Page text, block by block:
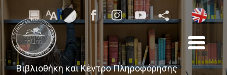
Βιβλιοθήκη και Κέντρο Πληροφόρησης